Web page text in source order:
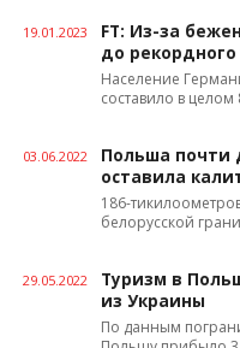
19.01.2023
FT: Из-за
до рекордного
Население
составило в
03.06.2022
Польша почти
оставила
186-
белорусской
29.05.2022
Туризм в
из Украины
По данным